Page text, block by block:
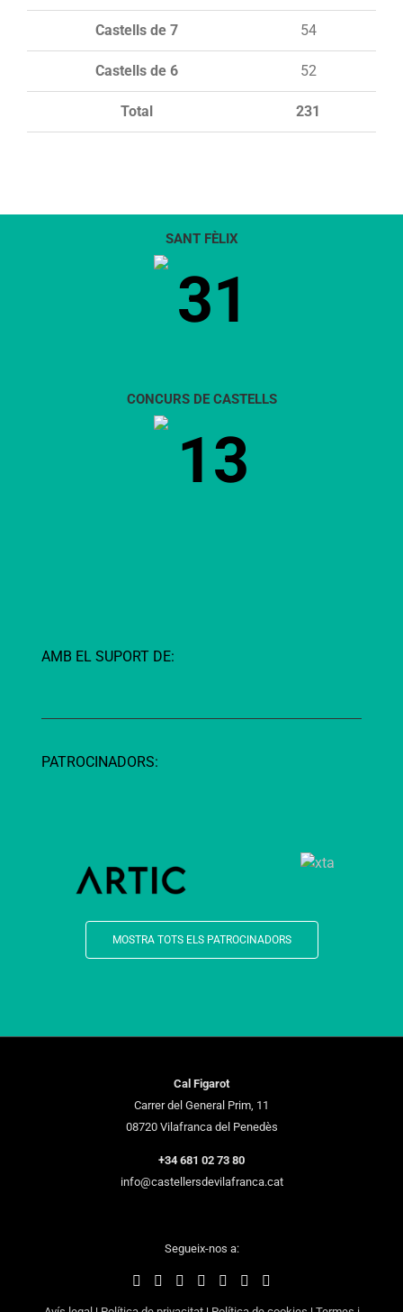
Total 231
Castells de 7 54
Castells de 6 52
SANT FÈLIX
31
CONCURS DE CASTELLS
13
AMB EL SUPORT DE:
PATROCINADORS:
MOSTRA TOTS ELS PATROCINADORS
Cal Figarot
Carrer del General Prim, 11
08720 Vilafranca del Penedès
+34 681 02 73 80
info@castellersdevilafranca.cat
Segueix-nos a: